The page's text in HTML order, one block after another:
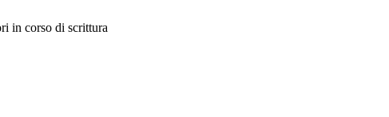
in corso di scrittura